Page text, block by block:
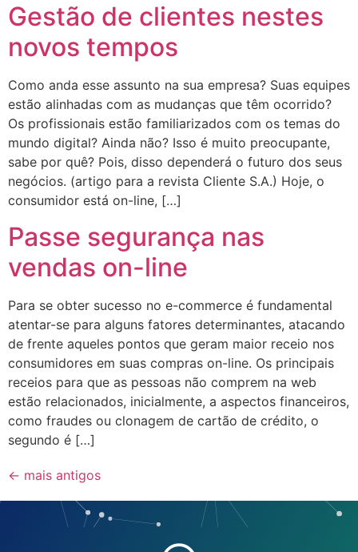
Gestão de clientes nestes
novos tempos
Como anda esse assunto na sua empresa? Suas equipes
estão alinhadas com as mudanças que têm ocorrido?
Os profissionais estão familiarizados com os temas do
mundo digital? Ainda não? Isso é muito preocupante,
sabe por quê? Pois, disso dependerá o futuro dos seus
negócios. (artigo para a revista Cliente S.A.) Hoje, o
consumidor está on-line, […]
Passe segurança nas
vendas on-line
Para se obter sucesso no e-commerce é fundamental
atentar-se para alguns fatores determinantes, atacando
de frente aqueles pontos que geram maior receio nos
consumidores em suas compras on-line. Os principais
receios para que as pessoas não comprem na web
estão relacionados, inicialmente, a aspectos financeiros,
como fraudes ou clonagem de cartão de crédito, o
segundo é […]
← mais antigos